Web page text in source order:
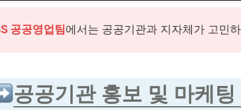
공공영업팀에서는 공공기관과 지자체가 고민
공공기관 홍보 및 마케